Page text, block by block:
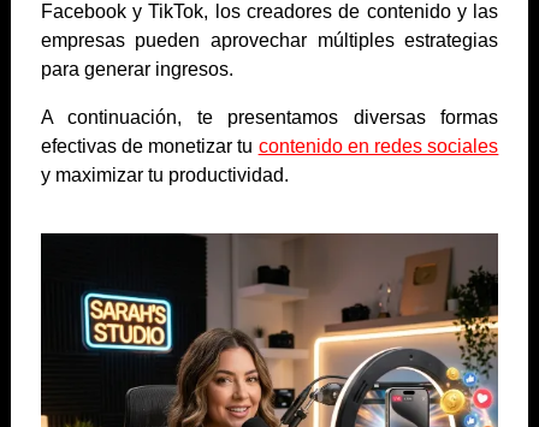
Facebook y TikTok, los creadores de contenido y las
empresas pueden aprovechar múltiples estrategias
para generar ingresos.
A continuación, te presentamos diversas formas
efectivas de monetizar tu contenido en redes sociales
y maximizar tu productividad.